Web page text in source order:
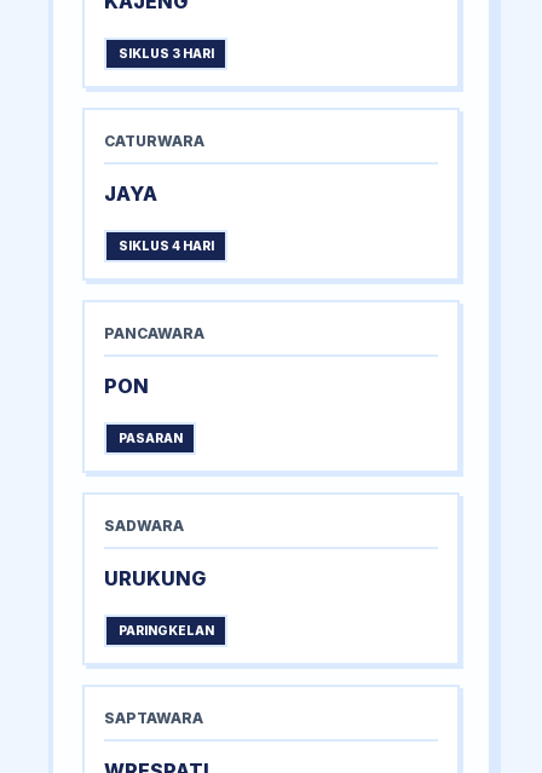
SIKLUS 3 HARI
CATURWARA
JAYA
SIKLUS 4 HARI
PANCAWARA
PON
PASARAN
SADWARA
URUKUNG
PARINGKELAN
SAPTAWARA